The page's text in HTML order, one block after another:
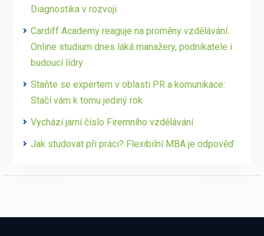
Diagnostika v rozvoji
Cardiff Academy reaguje na proměny vzdělávání.
Online studium dnes láká manažery, podnikatele i
budoucí lídry
Staňte se expertem v oblasti PR a komunikace:
Stačí vám k tomu jediný rok
Vychází jarní číslo Firemního vzdělávání
Jak studovat při práci? Flexibilní MBA je odpověď